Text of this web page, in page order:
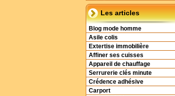
Les articles
Blog mode homme
Asile colis
Extertise immobilière
Affiner ses cuisses
Appareil de chauffage
Serrurerie clés minute
Crédence adhésive
Carport